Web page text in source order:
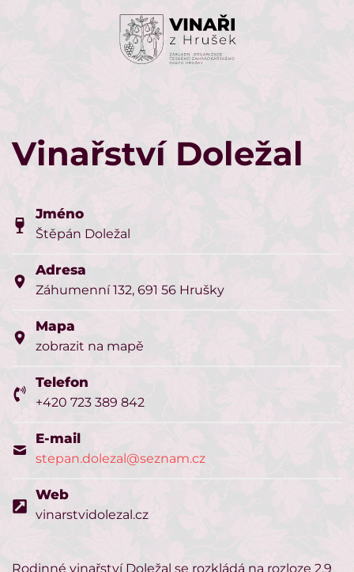
Skip to main content
Vinařství Doležal
Jméno
Štěpán Doležal
Adresa
Záhumenní 132, 691 56 Hrušky
Mapa
zobrazit na mapě
Telefon
+420 723 389 842
E-mail
stepan.dolezal@seznam.cz
Web
vinarstvidolezal.cz
Rodinné vinařství Doležal se rozkládá na rozloze 2,9